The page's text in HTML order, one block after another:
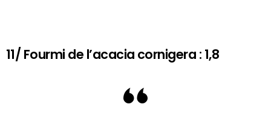
11/ Fourmi de l’acacia cornigera : 1,8